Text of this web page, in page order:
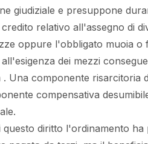
giudiziale e presuppone
relativo all'assegno di
oppure l'obbligato muoia o
dei mezzi
. Una componente risarcitoria
compensativa
questo diritto l'ordinamento